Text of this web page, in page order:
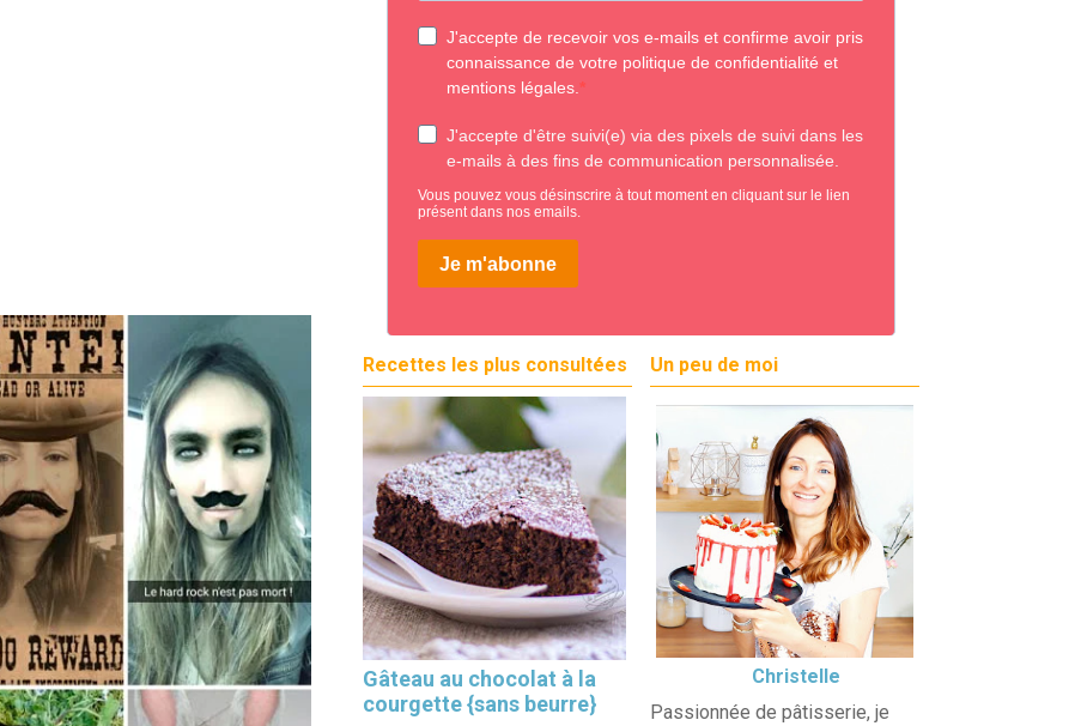
Recettes les plus consultées
Gâteau au chocolat à la
courgette {sans beurre}
Un peu de moi
Christelle
Passionnée de pâtisserie, je